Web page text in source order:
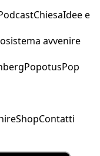
ChiesaIdee e
avvenire
PopotusPop
ShopContatti